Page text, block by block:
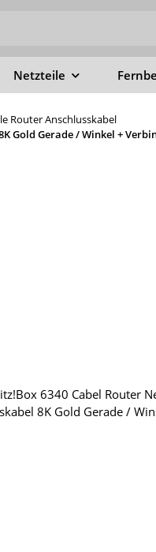
Netzteile
Router Anschlusskabel
Gold Gerade / Winkel +